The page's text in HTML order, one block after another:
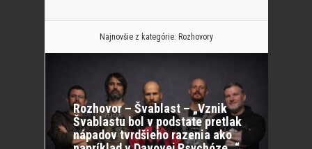
Najnovšie z kategórie: Rozhovory
Rozhovor – Švablast – „Vznik
Švablastu bol v podstate pretlak
nápadov tvrdšieho razenia ako